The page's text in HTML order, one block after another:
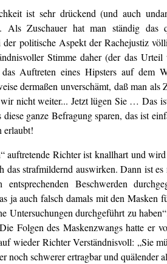
ist sehr drückend (und auch
Als Zuschauer hat man ständig
politische Aspekt der Rachejustiz
Stimme daher (der das
Auftreten eines Hipsters auf dem
dermaßen unverschämt, daß man
nicht weiter... Jetzt lügen Sie … Das
ganze Befragung sparen, das ist
erlaubt!
auftretende Richter ist knallhart und
das strafmildernd auswirken. Dann ist
entsprechenden Beschwerden
ja auch falsch damals mit den
Untersuchungen durchgeführt zu
Folgen des Maskenzwangs hatte er
wieder Richter Verständnisvoll: „Sie
noch schwerer ertragbar und quälender